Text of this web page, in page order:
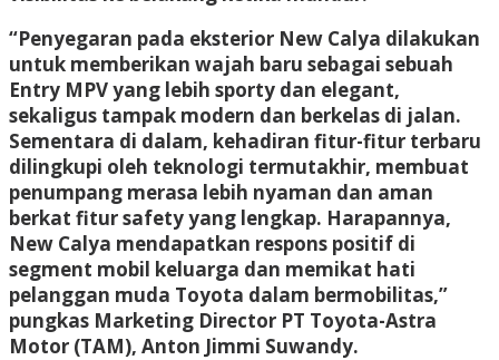
“Penyegaran pada eksterior New Calya dilakukan
untuk memberikan wajah baru sebagai sebuah
Entry MPV yang lebih sporty dan elegant,
sekaligus tampak modern dan berkelas di jalan.
Sementara di dalam, kehadiran fitur-fitur terbaru
dilingkupi oleh teknologi termutakhir, membuat
penumpang merasa lebih nyaman dan aman
berkat fitur safety yang lengkap. Harapannya,
New Calya mendapatkan respons positif di
segment mobil keluarga dan memikat hati
pelanggan muda Toyota dalam bermobilitas,”
pungkas Marketing Director PT Toyota-Astra
Motor (TAM), Anton Jimmi Suwandy.